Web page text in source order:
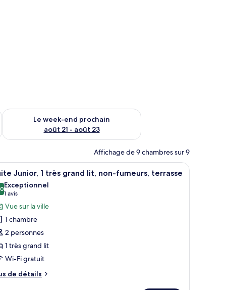
août 14 - août 16
Le week-end prochain
août 21 - août 23
Vérifier la disponibilité pour le week-end prochain août 21 -
Affichage de 9 chambres sur 9
fleurs.
bureau et une chaise.
:
Suite Junior, 1 très grand lit, non-fumeurs,
5 Junior, 1 très grand lit, non-fumeurs, terrasse
sur 10
Exceptionnel
1 avis
(1 avis)
Vue sur la ville
1 chambre
2 personnes
1 très grand lit
Wi-Fi gratuit
de détails